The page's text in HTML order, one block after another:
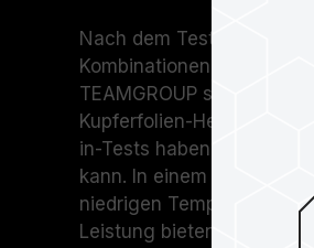
Nach dem Testen
Kombinationen aus
TEAMGROUP schließlich
Kupferfolien-
in-Tests haben bewiesen,
kann. In einem
niedrigen Temperaturen
Leistung bieten